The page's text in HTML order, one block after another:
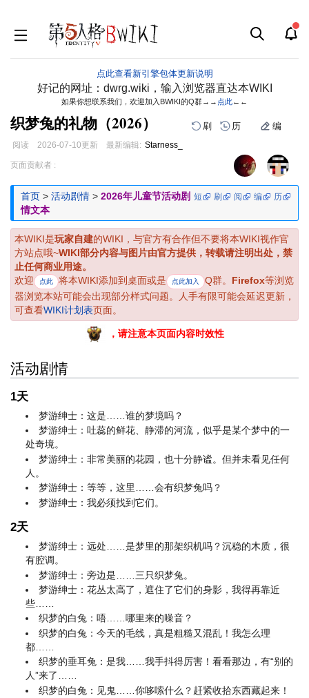
点此查看新引擎包体更新说明
好记的网址：dwrg.wiki，输入浏览器直达本WIKI
如果你想联系我们，欢迎加入BWIKI的Q群→→ 点此←←
织梦兔的礼物（2026） 刷 历 编
阅读 2026-07-10更新 最新编辑: Starness_
跳
导
跳
搜
页面贡献者 :
首页 > 活动剧情 > 2026年儿童节活动剧
情文本
短 刷 阅 编 历
本WIKI是玩家自建的WIKI，与官方有合作但不要将本WIKI视作官
方站点哦~WIKI部分内容与图片由官方提供，转载请注明出处，禁
止任何商业用途。
欢迎
点此 将本WIKI添加到桌面或是 点此加入 Q群。 Firefox等浏览
器浏览本站可能会出现部分样式问题。人手有限可能会延迟更新，
可查看WIKI计划表页面。
，请注意本页面内容时效性
活动剧情
1天
梦游绅士：这是……谁的梦境吗？
梦游绅士：吐蕊的鲜花、静滞的河流，似乎是某个梦中的一
处奇境。
梦游绅士：非常美丽的花园，也十分静谧。但并未看见任何
人。
梦游绅士：等等，这里……会有织梦兔吗？
梦游绅士：我必须找到它们。
2天
梦游绅士：远处……是梦里的那架织机吗？沉稳的木质，很
有腔调。
梦游绅士：旁边是……三只织梦兔。
梦游绅士：花丛太高了，遮住了它们的身影，我得再靠近
些……
织梦的白兔：唔……哪里来的噪音？
织梦的白兔：今天的毛线，真是粗糙又混乱！我怎么理
都……
织梦的垂耳兔：是我……我手抖得厉害！看看那边，有“别的
人”来了……
织梦的白兔：见鬼……你哆嗦什么？赶紧收拾东西藏起来！